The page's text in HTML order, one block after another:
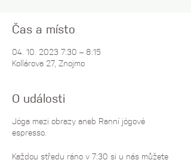
Čas a místo
04. 10. 2023 7:30 – 8:15
Kollárova 27, Znojmo
O události
Jóga mezi obrazy aneb Ranní jógové
espresso.
Každou středu ráno v 7:30 si u nás můžete